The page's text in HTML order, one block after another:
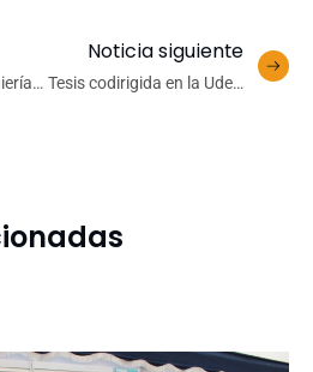
Noticia siguiente
Tesis codirigida en la UdeC